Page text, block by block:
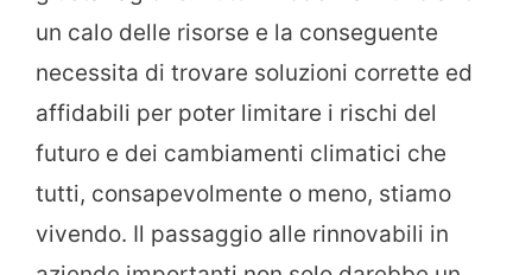
un calo delle risorse e la conseguente
necessita di trovare soluzioni corrette ed
affidabili per poter limitare i rischi del
futuro e dei cambiamenti climatici che
tutti, consapevolmente o meno, stiamo
vivendo. Il passaggio alle rinnovabili in